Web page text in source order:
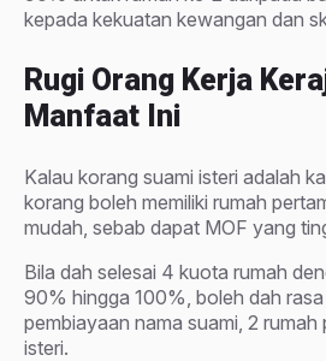
kepada kekuatan kewangan dan
Rugi Orang Kerja
Manfaat Ini
Kalau korang suami isteri adalah
korang boleh memiliki rumah
mudah, sebab dapat MOF yang
Bila dah selesai 4 kuota rumah
90% hingga 100%, boleh dah rasa
pembiayaan nama suami, 2 rumah
isteri.